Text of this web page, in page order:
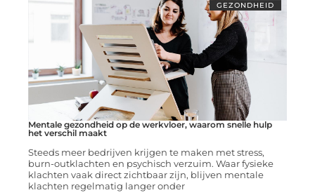
GEZONDHEID
Mentale gezondheid op de werkvloer, waarom snelle hulp
het verschil maakt
Steeds meer bedrijven krijgen te maken met stress,
burn-outklachten en psychisch verzuim. Waar fysieke
klachten vaak direct zichtbaar zijn, blijven mentale
klachten regelmatig langer onder